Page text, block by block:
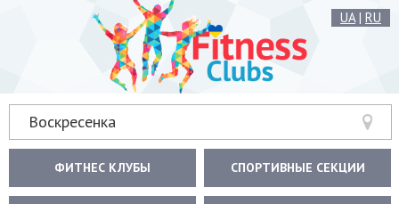
UA| RU
Воскресенка
ФИТНЕС КЛУБЫ СПОРТИВНЫЕ СЕКЦИИ